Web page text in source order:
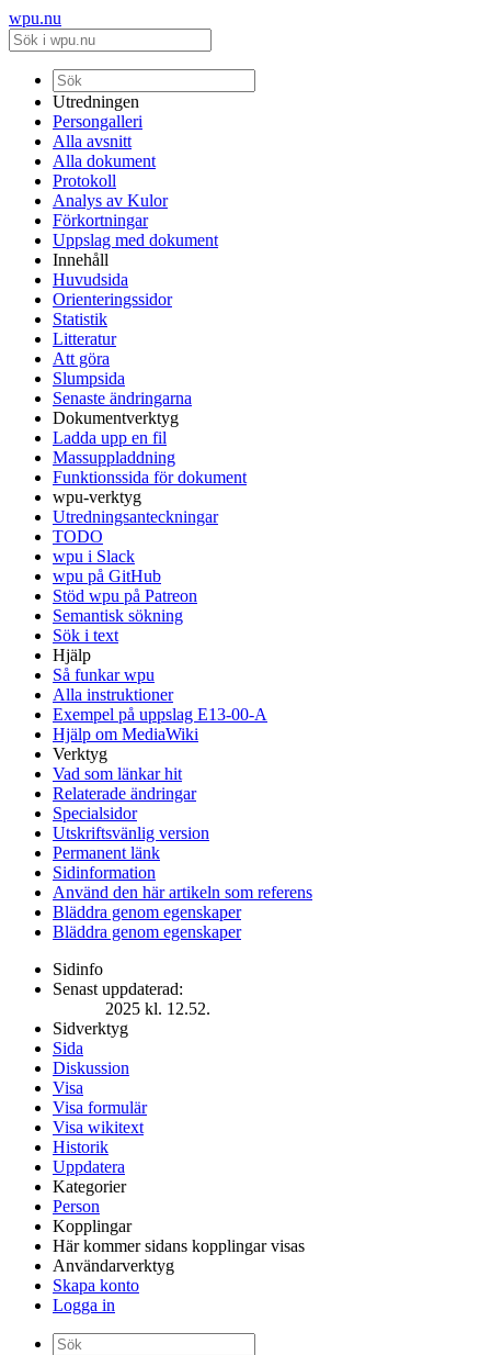
wpu.nu
Utredningen
Persongalleri
Alla avsnitt
Alla dokument
Protokoll
Analys av Kulor
Förkortningar
Uppslag med dokument
Innehåll
Huvudsida
Orienteringssidor
Statistik
Litteratur
Att göra
Slumpsida
Senaste ändringarna
Dokumentverktyg
Ladda upp en fil
Massuppladdning
Funktionssida för dokument
wpu-verktyg
Utredningsanteckningar
TODO
wpu i Slack
wpu på GitHub
Stöd wpu på Patreon
Semantisk sökning
Sök i text
Hjälp
Så funkar wpu
Alla instruktioner
Exempel på uppslag E13-00-A
Hjälp om MediaWiki
Verktyg
Vad som länkar hit
Relaterade ändringar
Specialsidor
Utskriftsvänlig version
Permanent länk
Sidinformation
Använd den här artikeln som referens
Bläddra genom egenskaper
Bläddra genom egenskaper
Sidinfo
Senast uppdaterad:
2025 kl. 12.52.
Sidverktyg
Sida
Diskussion
Visa
Visa formulär
Visa wikitext
Historik
Uppdatera
Kategorier
Person
Kopplingar
Här kommer sidans kopplingar visas
Användarverktyg
Skapa konto
Logga in